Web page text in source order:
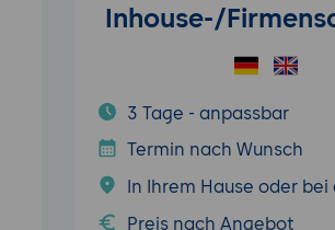
Inhouse-/
3 Tage - anpassbar
Termin nach Wunsch
In Ihrem Hause oder bei
Preis nach Angebot